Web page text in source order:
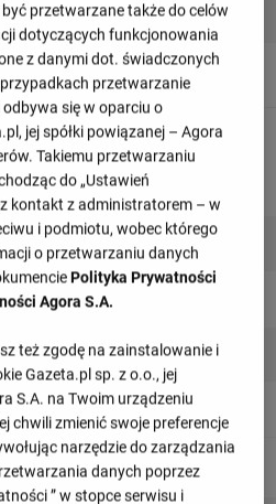
M Sety
Lublin
6
6 11:15
6 9:17
przetwarzane także do celów
dotyczących funkcjonowania
z danymi dot. świadczonych
przetwarzanie
się w oparciu o
jej spółki powiązanej – Agora
Takiemu przetwarzaniu
do „Ustawień
kontakt z administratorem – w
i podmiotu, wobec którego
o przetwarzaniu danych
Polityka Prywatności
Agora S.A.
też zgodę na zainstalowanie i
Gazeta.pl sp. z o.o., jej
S.A. na Twoim urządzeniu
chwili zmienić swoje preferencje
narzędzie do zarządzania
danych poprzez
” w stopce serwisu i